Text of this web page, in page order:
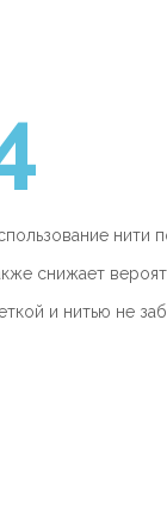
нити
снижает
и нитью не